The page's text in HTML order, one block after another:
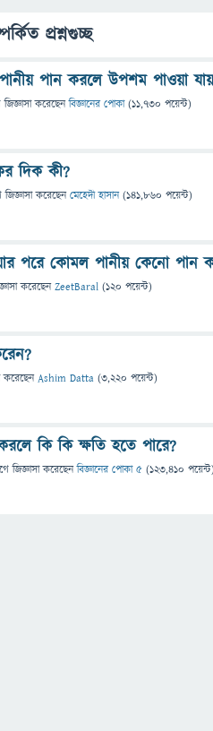
প্রশ্নগুচ্ছ
পানীয় পান করলে উপশম পাওয়া
জিজ্ঞাসাকরেছেনবিজ্ঞানের পোকা (11,730 পয়েন্ট)
দিক কী?
জিজ্ঞাসাকরেছেনমেহেদী হাসান (141,860 পয়েন্ট)
পরে কোমল পানীয় কেনো পান
করেছেনZeetBaral (120 পয়েন্ট)
করেছেনAshim Datta (3,220 পয়েন্ট)
কি কি ক্ষতি হতে পারে?
জিজ্ঞাসাকরেছেনবিজ্ঞানের পোকা ৫ (123,410 পয়েন্ট)